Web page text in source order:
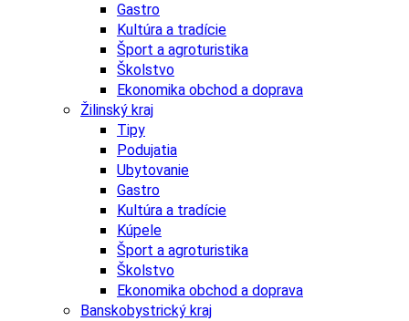
Gastro
Kultúra a tradície
Šport a agroturistika
Školstvo
Ekonomika obchod a doprava
Žilinský kraj
Tipy
Podujatia
Ubytovanie
Gastro
Kultúra a tradície
Kúpele
Šport a agroturistika
Školstvo
Ekonomika obchod a doprava
Banskobystrický kraj